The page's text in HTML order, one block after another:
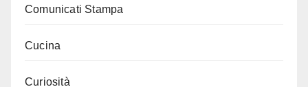
Comunicati Stampa
Cucina
Curiosità